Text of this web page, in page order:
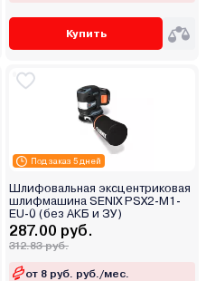
Купить
Под заказ 5 дней
Шлифовальная эксцентриковая
шлифмашина SENIX PSX2-M1-
EU-0 (без АКБ и ЗУ)
287.00 руб.
312.83 руб.
от 8 руб. руб./мес.